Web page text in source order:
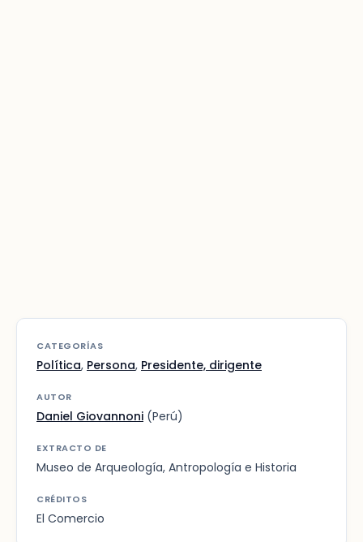
CATEGORÍAS
Política, Persona, Presidente, dirigente
AUTOR
Daniel Giovannoni (Perú)
EXTRACTO DE
Museo de Arqueología, Antropología e Historia
CRÉDITOS
El Comercio